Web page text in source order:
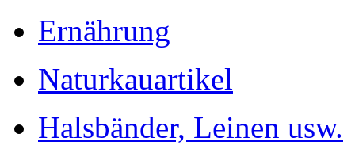
Ernährung
Naturkauartikel
Halsbänder, Leinen usw.